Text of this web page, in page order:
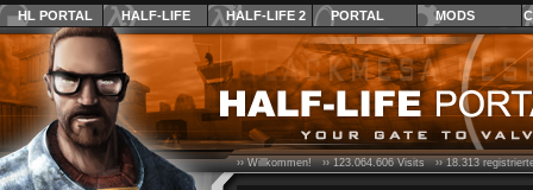
HL PORTAL HALF-LIFE HALF-LIFE 2 PORTAL MODS
›› Willkommen! ››123.064.606Visits ››18.313